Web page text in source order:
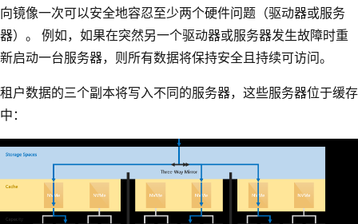
向镜像一次可以安全地容忍至少两个硬件问题（驱动器或服务
器）。 例如，如果在突然另一个驱动器或服务器发生故障时重
新启动一台服务器，则所有数据将保持安全且持续可访问。
租户数据的三个副本将写入不同的服务器，这些服务器位于缓存
中：